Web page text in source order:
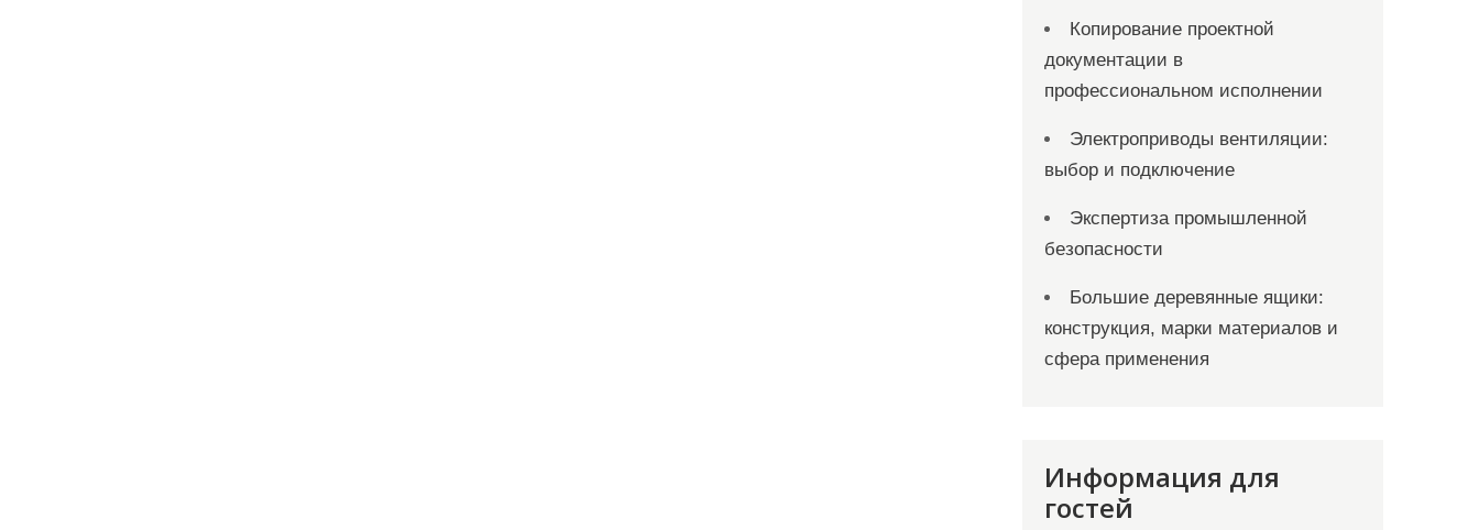
Копирование проектной
документации в
профессиональном исполнении
Электроприводы вентиляции:
выбор и подключение
Экспертиза промышленной
безопасности
Большие деревянные ящики:
конструкция, марки материалов и
сфера применения
Информация для
гостей